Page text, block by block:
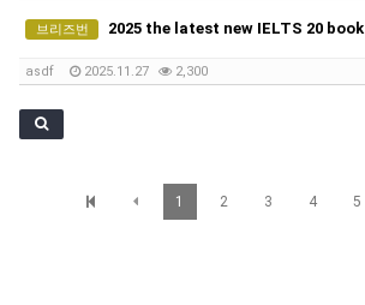
브리즈번 2025 the latest new IELTS 20 book
asdf 2025.11.27 2,300
1 2 3 4 5